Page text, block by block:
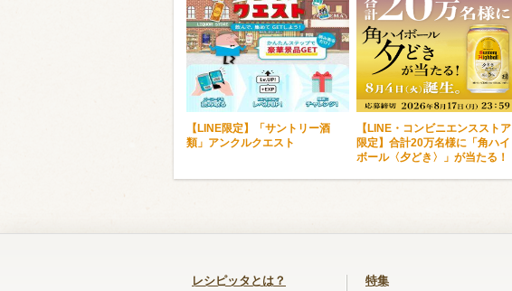
【LINE限定】「サントリー酒
類」アンクルクエスト
【LINE・コンビニエンスストア
限定】合計20万名様に「角ハイ
ボール〈夕どき〉」が当たる！
レシピッタとは？ 特集